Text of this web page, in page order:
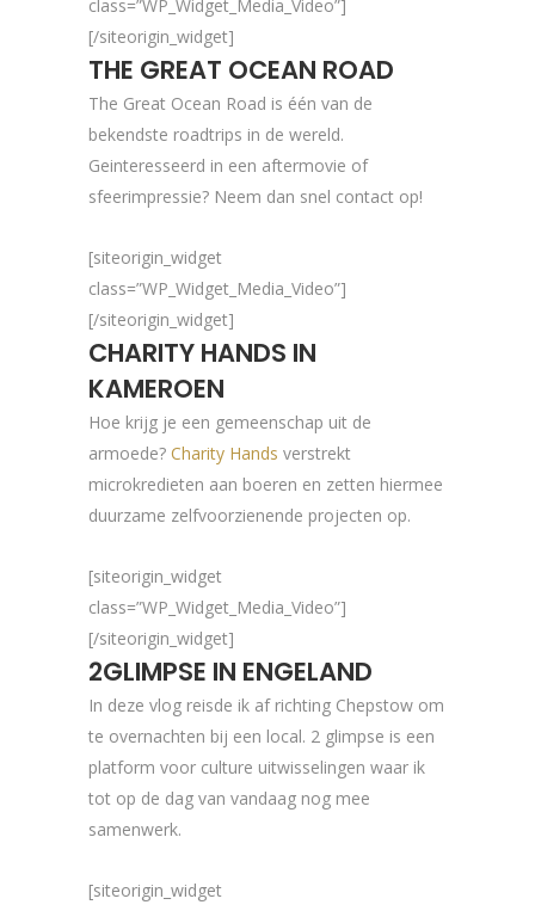
class=”WP_Widget_Media_Video”]
[/siteorigin_widget]
THE GREAT OCEAN ROAD
The Great Ocean Road is één van de
bekendste roadtrips in de wereld.
Geinteresseerd in een aftermovie of
sfeerimpressie? Neem dan snel contact op!
[siteorigin_widget
class=”WP_Widget_Media_Video”]
[/siteorigin_widget]
CHARITY HANDS IN
KAMEROEN
Hoe krijg je een gemeenschap uit de
armoede? Charity Hands verstrekt
microkredieten aan boeren en zetten hiermee
duurzame zelfvoorzienende projecten op.
[siteorigin_widget
class=”WP_Widget_Media_Video”]
[/siteorigin_widget]
2GLIMPSE IN ENGELAND
In deze vlog reisde ik af richting Chepstow om
te overnachten bij een local. 2 glimpse is een
platform voor culture uitwisselingen waar ik
tot op de dag van vandaag nog mee
samenwerk.
[siteorigin_widget